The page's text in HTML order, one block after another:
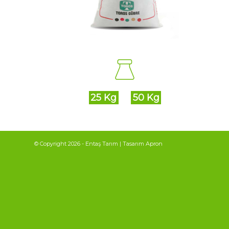
25 Kg 50 Kg
© Copyright 2026 - Entaş Tarım | Tasarım Apron